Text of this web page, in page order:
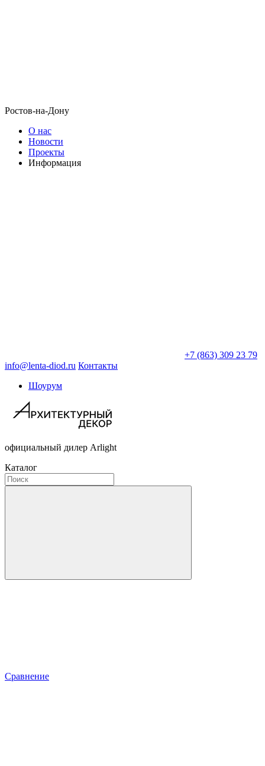
Ростов-на-Дону
О нас
Новости
Проекты
Информация
+7 (863) 309 23 79
info@lenta-diod.ru Контакты
Шоурум
официальный дилер Arlight
Каталог
Сравнение